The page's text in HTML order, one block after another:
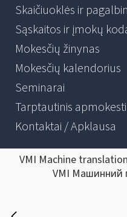
Skaičiuoklės ir
Sąskaitos ir įmokų
Mokesčių žinynas
Mokesčių kalendorius
Seminarai
Tarptautinis
Kontaktai / Apklausa
VMI Machine
VMI Машинний